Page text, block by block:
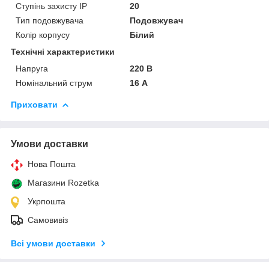
Ступінь захисту IP
20
Тип подовжувача
Подовжувач
Колір корпусу
Білий
Технічні характеристики
Напруга
220 В
Номінальний струм
16 А
Приховати
Умови доставки
Нова Пошта
Магазини Rozetka
Укрпошта
Самовивіз
Всі умови доставки